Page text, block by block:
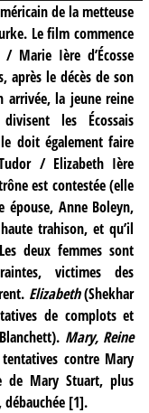
de la metteuse
Le film commence
Marie Ière d’Écosse
après le décès de son
arrivée, la jeune reine
les Écossais
doit également faire
/ Elizabeth Ière
est contestée (elle
Anne Boleyn,
trahison, et qu’il
deux femmes sont
victimes des
Elizabeth(Shekhar
de complots et
Mary, Reine
contre Mary
de Mary Stuart, plus
[1].